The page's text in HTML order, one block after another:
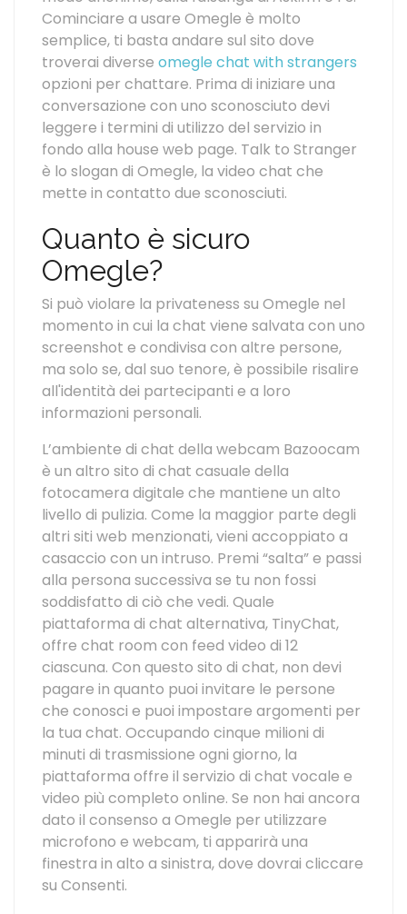
Cominciare a usare Omegle è molto
semplice, ti basta andare sul sito dove
troverai diverse omegle chat with strangers
opzioni per chattare. Prima di iniziare una
conversazione con uno sconosciuto devi
leggere i termini di utilizzo del servizio in
fondo alla house web page. Talk to Stranger
è lo slogan di Omegle, la video chat che
mette in contatto due sconosciuti.
Quanto è sicuro
Omegle?
Si può violare la privateness su Omegle nel
momento in cui la chat viene salvata con uno
screenshot e condivisa con altre persone,
ma solo se, dal suo tenore, è possibile risalire
all'identità dei partecipanti e a loro
informazioni personali.
L’ambiente di chat della webcam Bazoocam
è un altro sito di chat casuale della
fotocamera digitale che mantiene un alto
livello di pulizia. Come la maggior parte degli
altri siti web menzionati, vieni accoppiato a
casaccio con un intruso. Premi “salta” e passi
alla persona successiva se tu non fossi
soddisfatto di ciò che vedi. Quale
piattaforma di chat alternativa, TinyChat,
offre chat room con feed video di 12
ciascuna. Con questo sito di chat, non devi
pagare in quanto puoi invitare le persone
che conosci e puoi impostare argomenti per
la tua chat. Occupando cinque milioni di
minuti di trasmissione ogni giorno, la
piattaforma offre il servizio di chat vocale e
video più completo online. Se non hai ancora
dato il consenso a Omegle per utilizzare
microfono e webcam, ti apparirà una
finestra in alto a sinistra, dove dovrai cliccare
su Consenti.